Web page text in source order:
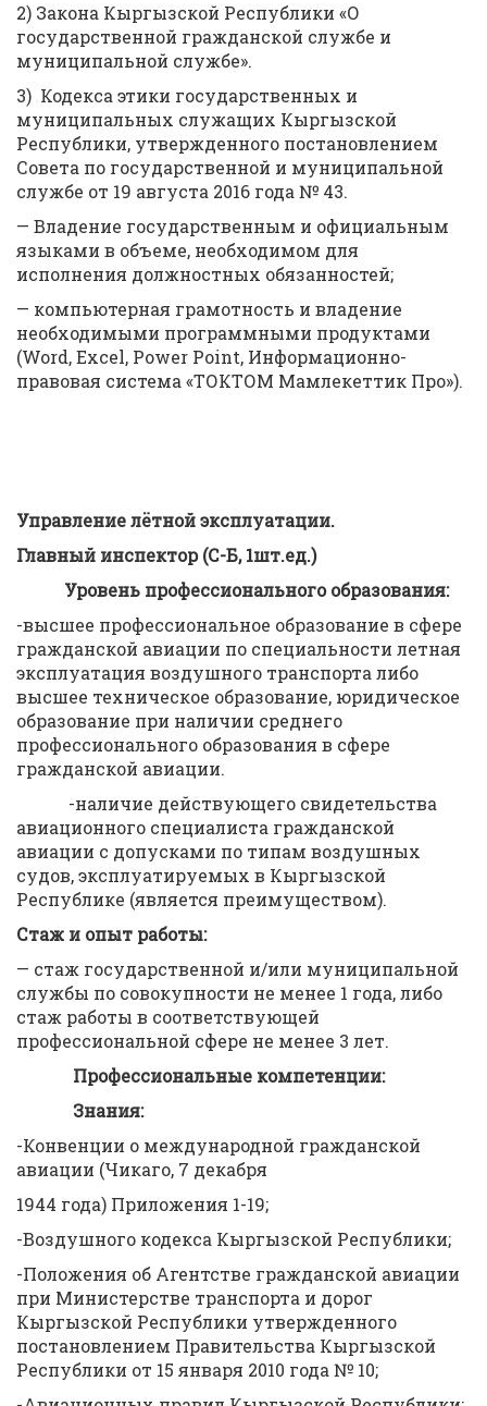
2) Закона Кыргызской Республики «О
государственной гражданской службе и
муниципальной службе».
3) Кодекса этики государственных и
муниципальных служащих Кыргызской
Республики, утвержденного постановлением
Совета по государственной и муниципальной
службе от 19 августа 2016 года № 43.
— Владение государственным и официальным
языками в объеме, необходимом для
исполнения должностных обязанностей;
— компьютерная грамотность и владение
необходимыми программными продуктами
(Word, Excel, Power Point, Информационно-
правовая система «ТОКТОМ Мамлекеттик Про»).
Управление лётной эксплуатации.
Главный инспектор (С-Б,1шт.ед.)
Уровень профессионального образования:
-высшее профессиональное образование в сфере
гражданской авиации по специальности летная
эксплуатация воздушного транспорта либо
высшее техническое образование, юридическое
образование при наличии среднего
профессионального образования в сфере
гражданской авиации.
-наличие действующего свидетельства
авиационного специалиста гражданской
авиации с допусками по типам воздушных
судов, эксплуатируемых в Кыргызской
Республике (является преимуществом).
Стаж и опыт работы:
— стаж государственной и/или муниципальной
службы по совокупности не менее 1 года, либо
стаж работы в соответствующей
профессиональной сфере не менее 3 лет.
Профессиональные компетенции:
Знания:
-Конвенции о международной гражданской
авиации (Чикаго, 7 декабря
1944 года) Приложения 1-19;
-Воздушного кодекса Кыргызской Республики;
-Положения об Агентстве гражданской авиации
при Министерстве транспорта и дорог
Кыргызской Республики утвержденного
постановлением Правительства Кыргызской
Республики от 15 января 2010 года № 10;